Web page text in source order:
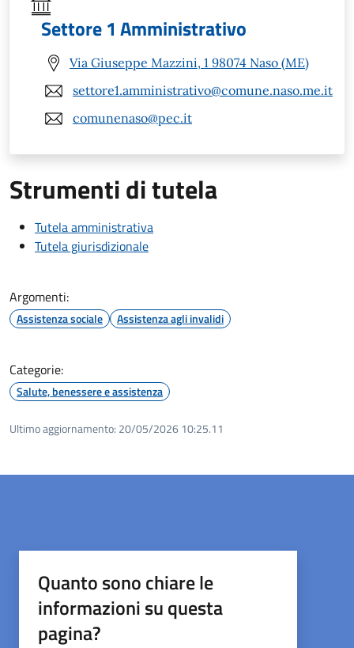
Settore 1 Amministrativo
Via Giuseppe Mazzini, 1 98074 Naso (ME)
settore1.amministrativo@comune.naso.me.it
comunenaso@pec.it
Strumenti di tutela
Tutela amministrativa
Tutela giurisdizionale
Argomenti:
Assistenza sociale Assistenza agli invalidi
Categorie:
Salute, benessere e assistenza
Ultimo aggiornamento: 20/05/2026 10:25.11
Quanto sono chiare le
informazioni su questa
pagina?